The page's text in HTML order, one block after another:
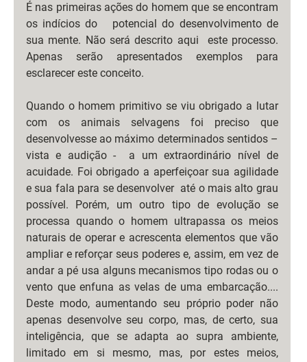
É nas primeiras ações do homem que se encontram
os indícios do   potencial do desenvolvimento de
sua mente. Não será descrito aqui  este processo.
Apenas serão apresentados exemplos para
esclarecer este conceito.
Quando o homem primitivo se viu obrigado a lutar
com os animais selvagens foi preciso que
desenvolvesse ao máximo determinados sentidos –
vista e audição -  a um extraordinário nível de
acuidade. Foi obrigado a aperfeiçoar sua agilidade
e sua fala para se desenvolver  até o mais alto grau
possível. Porém, um outro tipo de evolução se
processa quando o homem ultrapassa os meios
naturais de operar e acrescenta elementos que vão
ampliar e reforçar seus poderes e, assim, em vez de
andar a pé usa alguns mecanismos tipo rodas ou o
vento que enfuna as velas de uma embarcação....
Deste modo, aumentando seu próprio poder não
apenas desenvolve seu corpo, mas, de certo, sua
inteligência, que se adapta ao supra ambiente,
limitado em si mesmo, mas, por estes meios,